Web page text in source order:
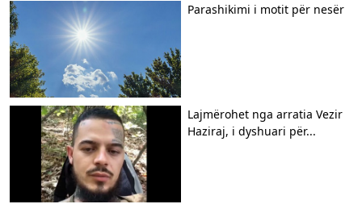
Parashikimi i motit për nesër
Lajmërohet nga arratia Vezir
Haziraj, i dyshuari për...